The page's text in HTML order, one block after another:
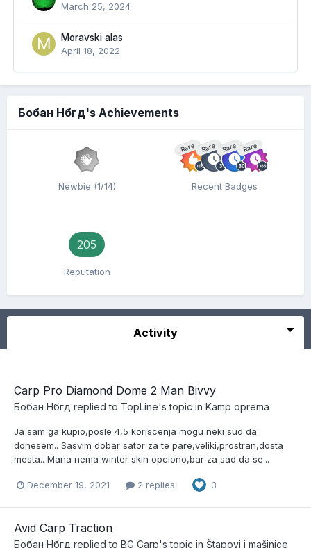
March 25, 2024
Moravski alas
April 18, 2022
Бобан Нбгд's Achievements
Newbie (1/14)
Rare Rare Rare Rare
Recent Badges
205
Reputation
Activity
Carp Pro Diamond Dome 2 Man Bivvy
Бобан Нбгд replied to TopLine's topic in Kamp oprema
Ja sam ga kupio,posle 4,5 koriscenja mogu neki sud da
donesem.. Sasvim dobar sator za te pare,veliki,prostran,dosta
mesta.. Mana nema winter skin opciono,bar za sad da se...
December 19, 2021 2 replies 3
Avid Carp Traction
Бобан Нбгд replied to BG Carp's topic in Štapovi i mašinice